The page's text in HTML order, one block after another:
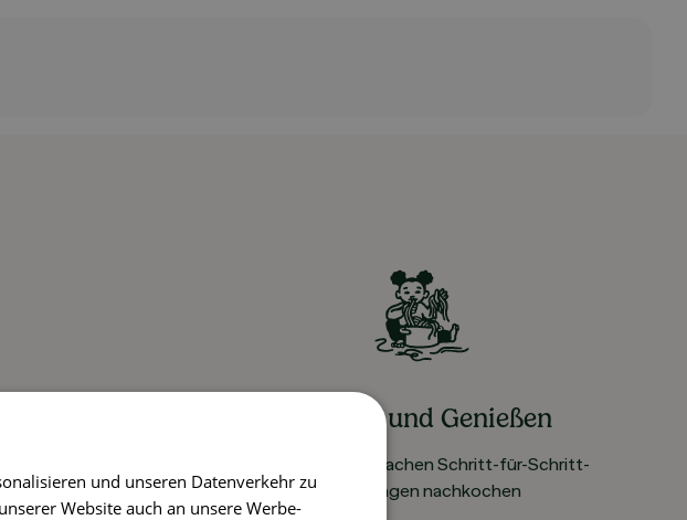
Aufpreis
Kochen und Genießen
Rezepte mit einfachen Schritt-für-Schritt-
Anleitungen nachkochen
und unseren Datenverkehr zu
Website auch an unsere Werbe-